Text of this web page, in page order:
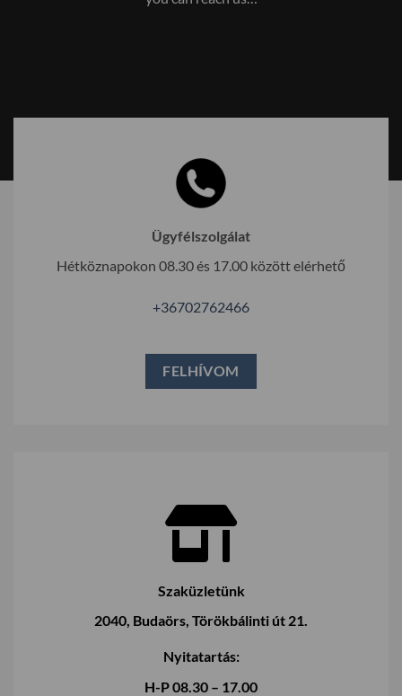
Ügyfélszolgálat
Hétköznapokon 08.30 és 17.00 között elérhető
+36702762466
FELHÍVOM
Szaküzletünk
2040, Budaörs, Törökbálinti út 21.
Nyitatartás:
H-P 08.30 – 17.00